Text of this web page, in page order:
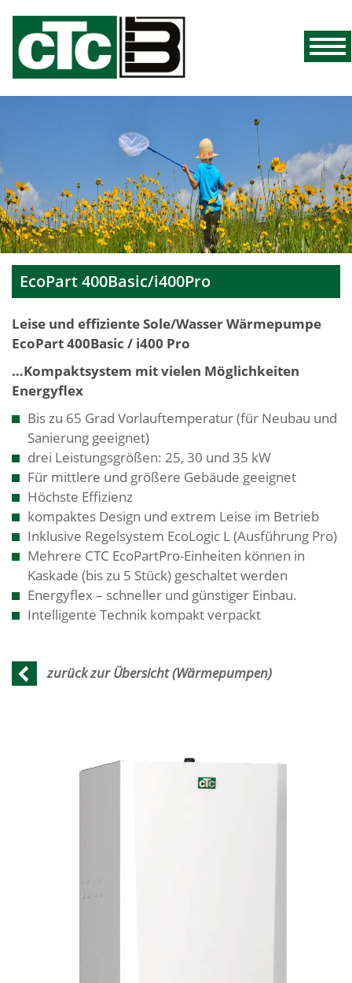
EcoPart 400Basic/i400Pro
Leise und effiziente Sole/Wasser Wärmepumpe
EcoPart 400Basic / i400 Pro
…Kompaktsystem mit vielen Möglichkeiten
Energyflex
Bis zu 65 Grad Vorlauftemperatur (für Neubau und
Sanierung geeignet)
drei Leistungsgrößen: 25, 30 und 35 kW
Für mittlere und größere Gebäude geeignet
Höchste Effizienz
kompaktes Design und extrem Leise im Betrieb
Inklusive Regelsystem EcoLogic L (Ausführung Pro)
Mehrere CTC EcoPartPro-Einheiten können in
Kaskade (bis zu 5 Stück) geschaltet werden
Energyflex – schneller und günstiger Einbau.
Intelligente Technik kompakt verpackt
zurück zur Übersicht (Wärmepumpen)